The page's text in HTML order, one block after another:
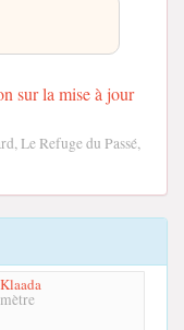
sur la mise à jour
Le Refuge du Passé,